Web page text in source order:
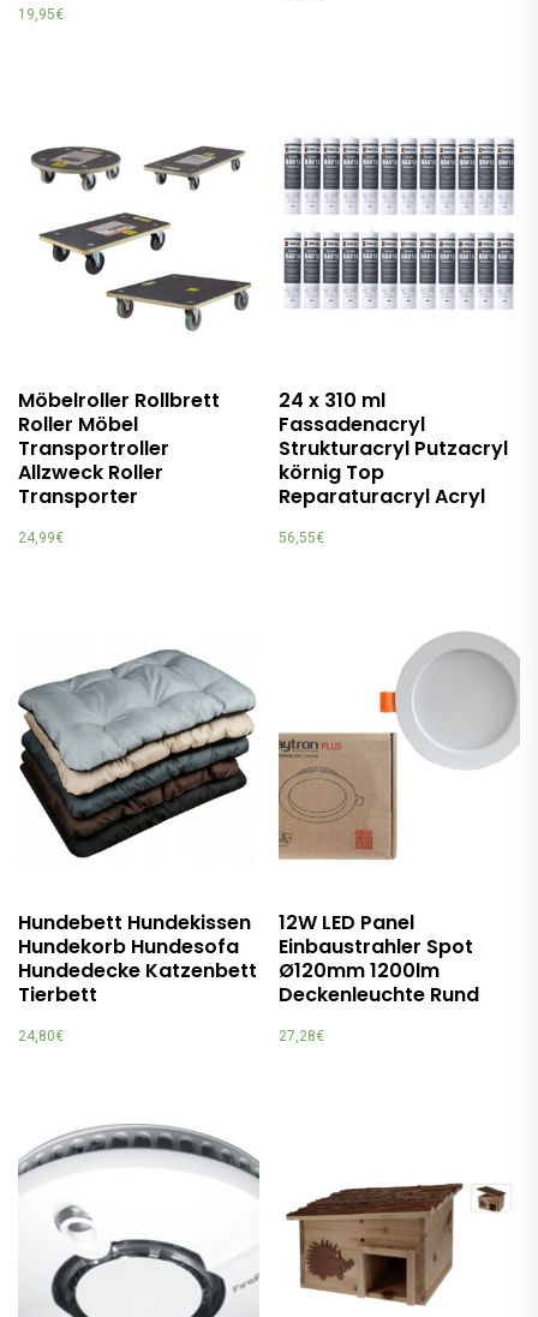
19,95€
Möbelroller Rollbrett
Roller Möbel
Transportroller
Allzweck Roller
Transporter
24,99€
24 x 310 ml
Fassadenacryl
Strukturacryl Putzacryl
körnig Top
Reparaturacryl Acryl
56,55€
Hundebett Hundekissen
Hundekorb Hundesofa
Hundedecke Katzenbett
Tierbett
24,80€
12W LED Panel
Einbaustrahler Spot
Ø120mm 1200lm
Deckenleuchte Rund
27,28€